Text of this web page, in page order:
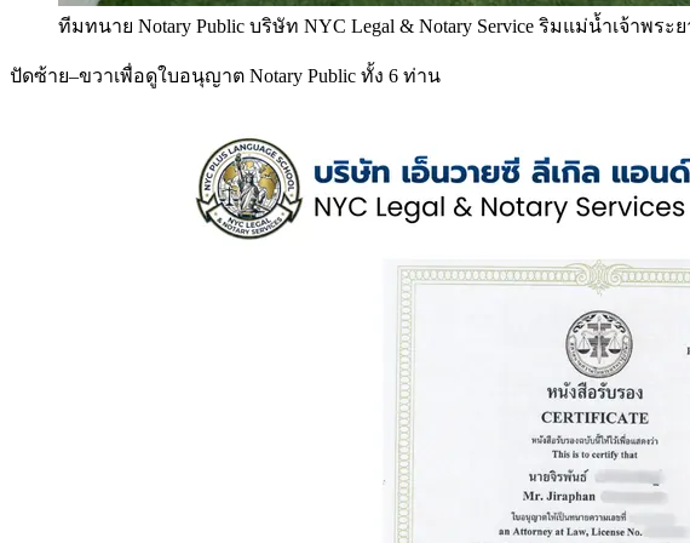
ทีมทนาย Notary Public บริษัท NYC Legal & Notary Service ริมแม่น้ำเจ้าพระ
ปัดซ้าย–ขวาเพื่อดูใบอนุญาต Notary Public ทั้ง 6 ท่าน